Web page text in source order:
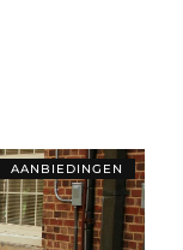
AANBIEDINGEN